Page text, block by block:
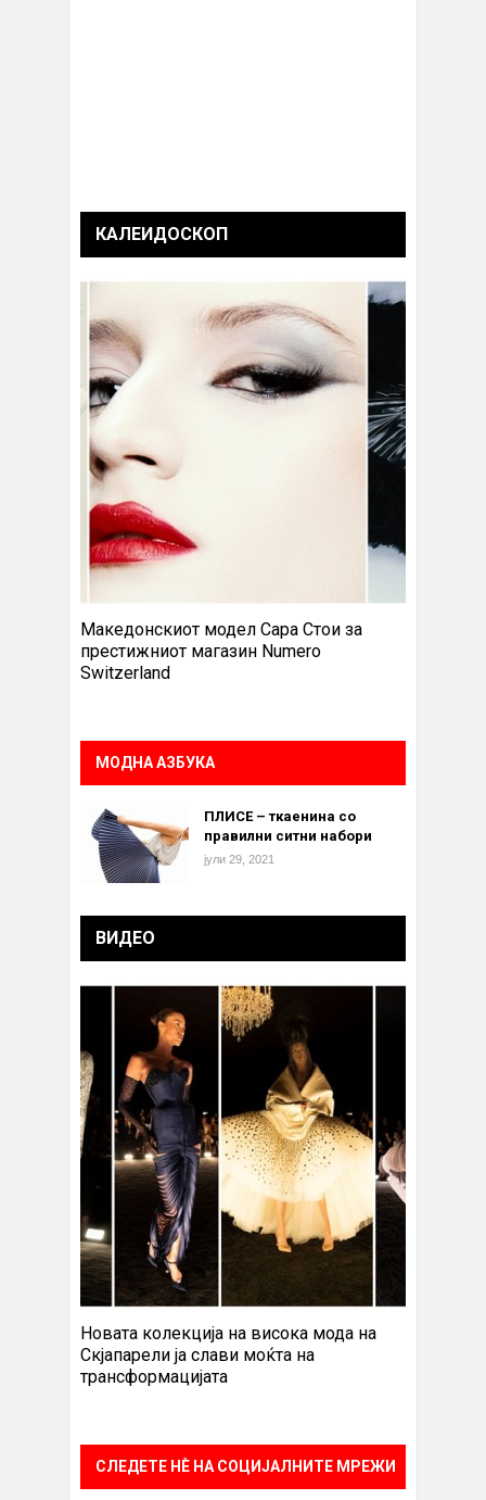
КАЛЕИДОСКОП
Македонскиот модел Сара Стои за
престижниот магазин Numero
Switzerland
МОДНА АЗБУКА
ПЛИСЕ – ткаенина со
правилни ситни набори
јули 29, 2021
ВИДЕО
Новата колекција на висока мода на
Скјапарели ја слави моќта на
трансформацијата
СЛЕДЕТЕ НÈ НА СОЦИЈАЛНИТЕ МРЕЖИ